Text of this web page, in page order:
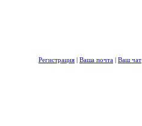
Регистрация | Ваша почта | Ваш чат